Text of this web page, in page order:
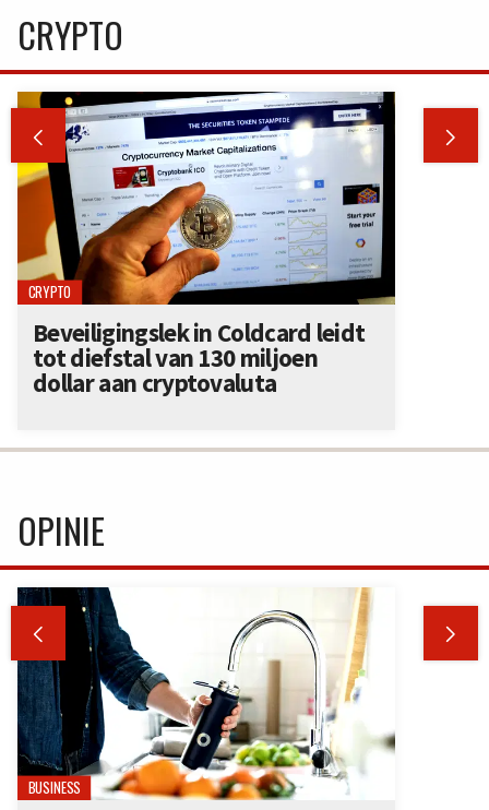
CRYPTO
 
CRYPTO
Beveiligingslek in Coldcard leidt
tot diefstal van 130 miljoen
dollar aan cryptovaluta
OPINIE
 
BUSINESS